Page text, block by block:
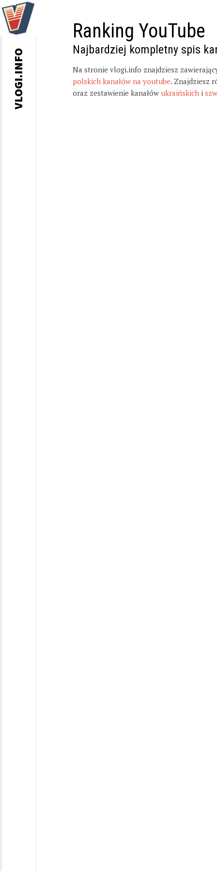
Ranking YouTube
Najbardziej kompletny spis
Na stronie vlogi.info znajdziesz
polskich kanałów na youtube. Znajdziesz
oraz zestawienie kanałów ukraińskich i
VLOGI.INFO